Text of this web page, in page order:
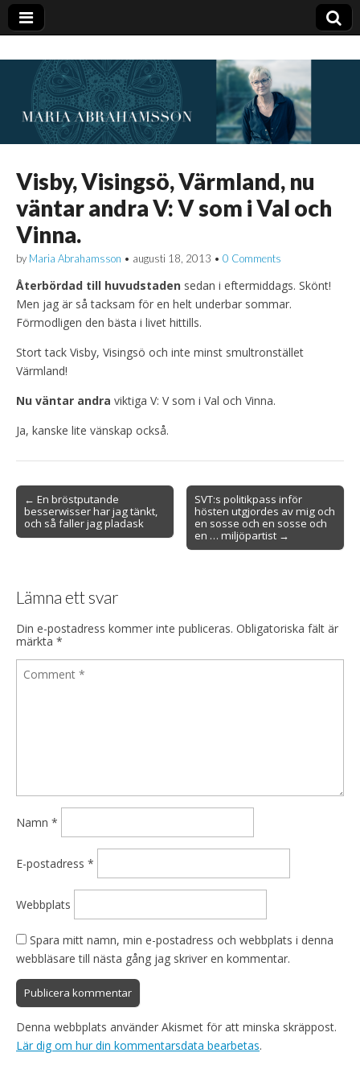
Visby, Visingsö, Värmland, nu
väntar andra V: V som i Val och
Vinna.
by Maria Abrahamsson • augusti 18, 2013 • 0 Comments
Återbördad till huvudstaden sedan i eftermiddags. Skönt!
Men jag är så tacksam för en helt underbar sommar.
Förmodligen den bästa i livet hittills.
Stort tack Visby, Visingsö och inte minst smultronstället
Värmland!
Nu väntar andra viktiga V: V som i Val och Vinna.
Ja, kanske lite vänskap också.
Post
navigation
← En bröstputande
besserwisser har jag tänkt,
och så faller jag pladask
SVT:s politikpass inför
hösten utgjordes av mig och
en sosse och en sosse och
en … miljöpartist →
Lämna ett svar
Din e-postadress kommer inte publiceras. Obligatoriska fält är
märkta *
Namn *
E-postadress *
Webbplats
Spara mitt namn, min e-postadress och webbplats i denna
webbläsare till nästa gång jag skriver en kommentar.
Denna webbplats använder Akismet för att minska skräppost.
Lär dig om hur din kommentarsdata bearbetas.